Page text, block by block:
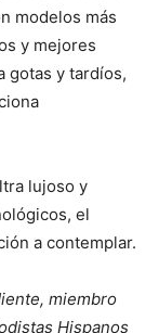
modelos más
y mejores
gotas y tardíos,
lujoso y
el
a contemplar.
miembro
Hispanos